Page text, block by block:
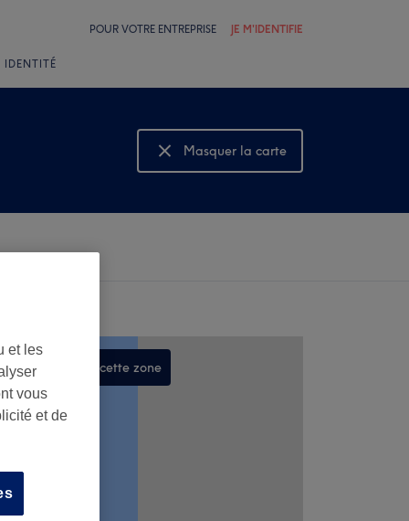
POUR VOTRE ENTREPRISE JE M'IDENTIFIE
IDENTITÉ
Masquer la carte
Montrer la carte
dans cette zone
et les
vous
et de